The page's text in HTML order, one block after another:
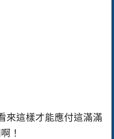
來這樣才能應付這滿滿
！